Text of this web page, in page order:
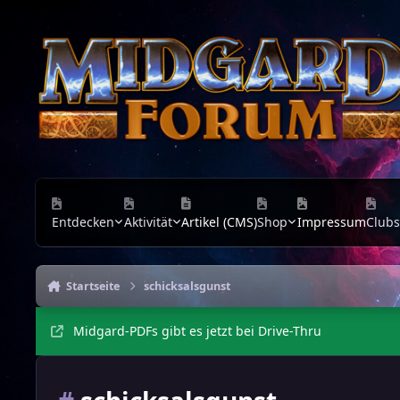
Entdecken Aktivität Artikel (CMS)Shop ImpressumClubs
Startseite schicksalsgunst
Midgard-PDFs gibt es jetzt bei Drive-Thru